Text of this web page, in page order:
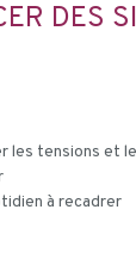
DES
les tensions et
à recadrer